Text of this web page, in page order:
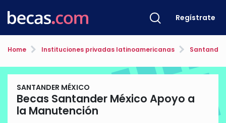
Regístrate
Home Instituciones privadas latinoamericanas Santander
SANTANDER MÉXICO
Becas Santander México Apoyo a
la Manutención